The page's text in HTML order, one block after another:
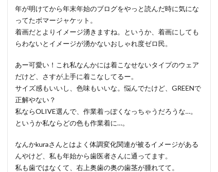
年が明けてから年末年始のブログをやっと読んだ時に気にな
ってたボマージャケット。
着画だとよりイメージ湧きますね。というか、着画にしても
らわないとイメージが湧かないおしゃれ度ゼロ民。
あー可愛い！これ私なんかには着こなせないタイプのウェア
だけど、さすが上手に着こなしてるー。
サイズ感もいいし、色味もいいな。悩んでたけど、GREENで
正解やない？
私ならOLIVE選んで、作業着っぽくなっちゃうだろうな…。
というか私ならどの色も作業着に…。
なんかkuraさんとはよく体調変化関連が被るイメージがある
んやけど、私も年始から歯医者さんに通ってます。
私も歯ではなくて、右上奥歯の奥の歯茎が腫れてて。